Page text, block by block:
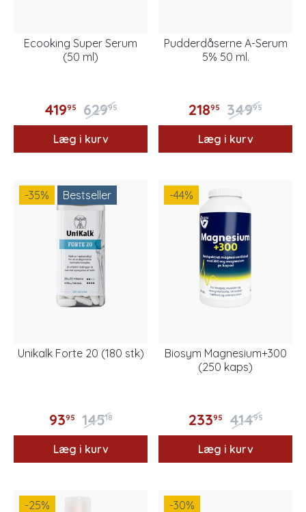
Ecooking Super Serum
(50 ml)
41995 62995
Læg i kurv
Pudderdåserne A-Serum
5% 50 ml.
21895 34995
Læg i kurv
-35% Bestseller
Unikalk Forte 20 (180 stk)
9395 14518
Læg i kurv
-44%
Biosym Magnesium+300
(250 kaps)
23395 41495
Læg i kurv
-25% -30%